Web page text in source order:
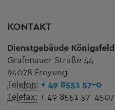
KONTAKT
Dienstgebäude Königsfeld
Grafenauer Straße 44
94078 Freyung
Telefon: + 49 8551 57-0
Telefax: + 49 8551 57-4507